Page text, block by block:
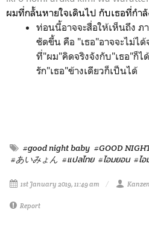
ผมที่กลั้นหายใจเดินไป กับเธอที่กำลั
ท่อนนี้อาจจะสื่อให้เห็นถึง
ชัดขึ้น คือ "เธอ"อาจจะไม่ไ
ที่"ผม"คิดจริงจังกับ"เธอ"ก็ไ
รัก"เธอ"ข้างเดียวก็เป็นได้
#good night baby #GOOD
#あいみょん #แปลไทย #ไอมยอน #ไ
1st January 2019, 11:49 am
Report